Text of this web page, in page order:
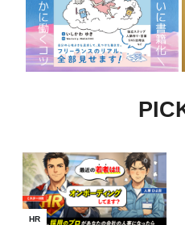
HR